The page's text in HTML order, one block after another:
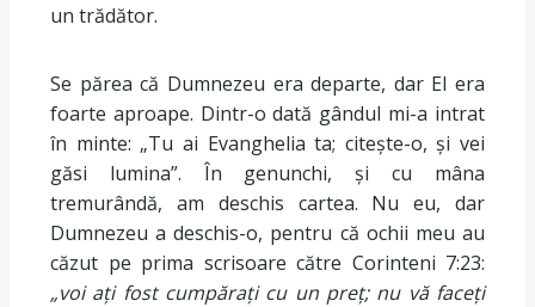
un trădător.
Se părea că Dumnezeu era departe, dar El era
foarte aproape. Dintr-o dată gândul mi-a intrat
în minte: „Tu ai Evanghelia ta; citește-o, și vei
găsi lumina”. În genunchi, și cu mâna
tremurândă, am deschis cartea. Nu eu, dar
Dumnezeu a deschis-o, pentru că ochii meu au
căzut pe prima scrisoare către Corinteni 7:23:
„voi ați fost cumpărați cu un preț; nu vă faceți